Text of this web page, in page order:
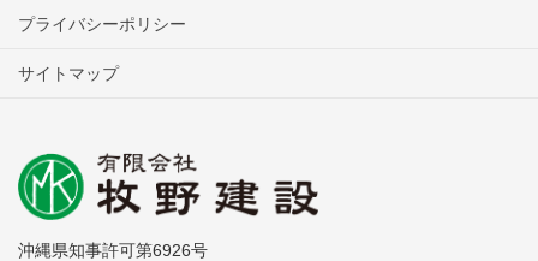
プライバシーポリシー
サイトマップ
沖縄県知事許可第6926号